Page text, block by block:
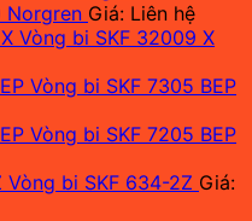
Norgren Giá: Liên hệ
Vòng bi SKF 32009 X
Vòng bi SKF 7305 BEP
Vòng bi SKF 7205 BEP
Vòng bi SKF 634-2Z Giá: